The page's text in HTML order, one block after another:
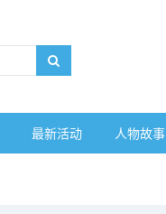
最新活动 人物故事